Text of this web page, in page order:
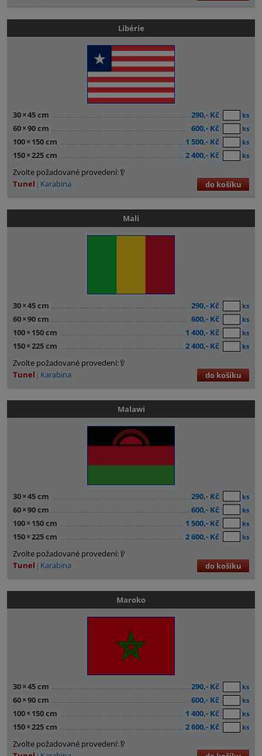
Libérie
30×45 cm 290,- Kč ks
60×90 cm 600,- Kč ks
100× 150 cm 1 500,- Kč ks
150×225 cm 2 400,- Kč ks
Zvolte požadované provedení:
Tunel
Karabina do košíku
Mali
30×45 cm 290,- Kč ks
60×90 cm 600,- Kč ks
100× 150 cm 1 400,- Kč ks
150×225 cm 2 400,- Kč ks
Zvolte požadované provedení:
Tunel
Karabina do košíku
Malawi
30×45 cm 290,- Kč ks
60×90 cm 600,- Kč ks
100× 150 cm 1 500,- Kč ks
150×225 cm 2 600,- Kč ks
Zvolte požadované provedení:
Tunel
Karabina do košíku
Maroko
30×45 cm 290,- Kč ks
60×90 cm 600,- Kč ks
100× 150 cm 1 400,- Kč ks
150×225 cm 2 600,- Kč ks
Zvolte požadované provedení: